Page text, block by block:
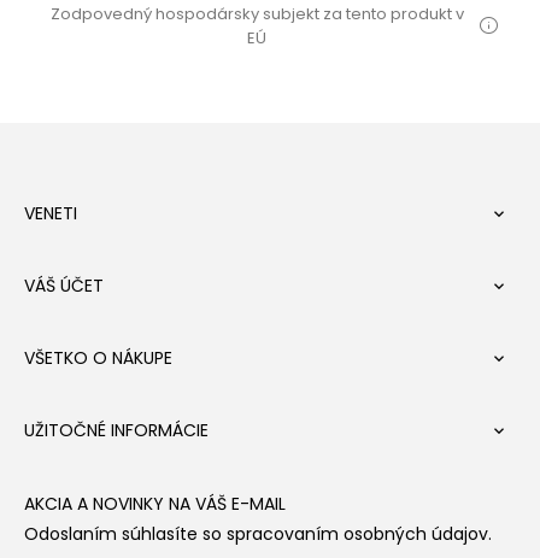
Zodpovedný hospodársky subjekt za tento produkt v
EÚ
VENETI 
VÁŠ ÚČET 
VŠETKO O NÁKUPE 
UŽITOČNÉ INFORMÁCIE 
AKCIA A NOVINKY NA VÁŠ E-MAIL
Odoslaním súhlasíte so spracovaním osobných údajov.